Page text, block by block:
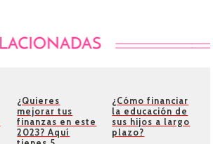
¿Quieres
mejorar tus
finanzas en este
2023? Aquí
¿Cómo financiar
la educación de
sus hijos a largo
plazo?